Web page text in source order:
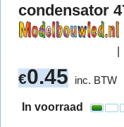
condensator
€0.45 inc. BTW
In voorraad